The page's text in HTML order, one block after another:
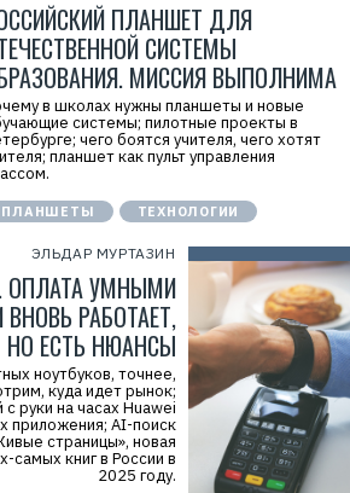
ПЛАНШЕТ ДЛЯ
СИСТЕМЫ
МИССИЯ ВЫПОЛНИМА
в школах нужны планшеты и новые
системы; пилотные проекты в
чего боятся учителя, чего хотят
планшет как пульт управления
ПЛАНШЕТЫ ТЕХНОЛОГИИ
ЭЛЬДАР МУРТАЗИН
УМНЫМИ
РАБОТАЕТ,
НО ЕСТЬ НЮАНСЫ
ноутбуков, точнее,
куда идет рынок;
руки на часах Huawei
приложения; AI-поиск
страницы», новая
самых книг в России в
2025 году.